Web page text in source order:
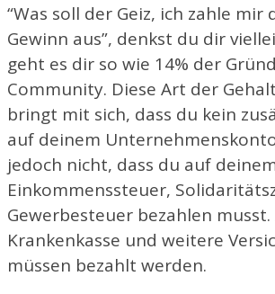
“Was soll der Geiz, ich zahle mir
Gewinn aus”, denkst du dir
geht es dir so wie 14% der
Community. Diese Art der
bringt mit sich, dass du kein
auf deinem
jedoch nicht, dass du auf
Einkommenssteuer,
Gewerbesteuer bezahlen musst.
Krankenkasse und weitere
müssen bezahlt werden.